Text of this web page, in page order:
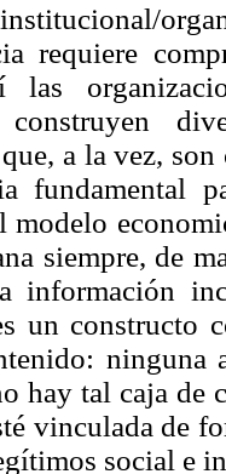
requiere
las
construyen
a la vez,
siempre, de
información
un constructo
ninguna
hay tal caja
vinculada de
social e